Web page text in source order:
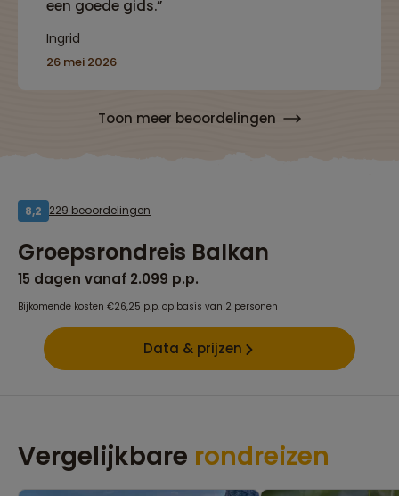
een goede gids.”
Ingrid
26 mei 2026
Toon meer beoordelingen
8,2 229 beoordelingen
Groepsrondreis Balkan
15 dagen vanaf 2.099 p.p.
Bijkomende kosten €26,25 p.p. op basis van 2 personen
Data & prijzen
Vergelijkbare rondreizen